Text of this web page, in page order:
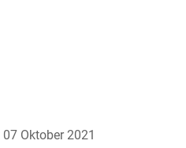
Oktober 2021